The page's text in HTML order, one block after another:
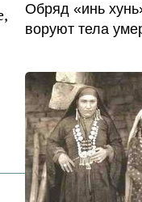
Обряд «инь
воруют тела